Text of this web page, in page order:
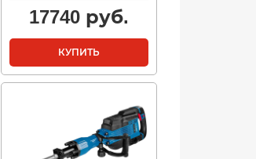
17740 руб.
КУПИТЬ